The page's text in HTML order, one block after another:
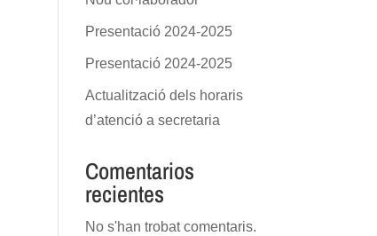
Presentació 2024-2025
Presentació 2024-2025
Actualització dels horaris
d’atenció a secretaria
Comentarios
recientes
No s'han trobat comentaris.